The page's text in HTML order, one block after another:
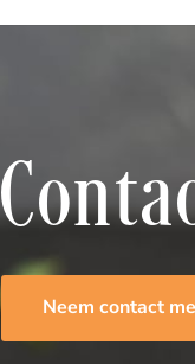
Neem contact